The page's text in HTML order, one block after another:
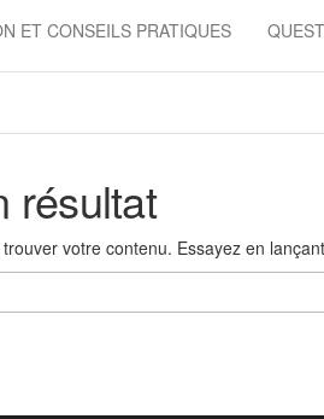
ET CONSEILS PRATIQUES
résultat
votre contenu. Essayez en